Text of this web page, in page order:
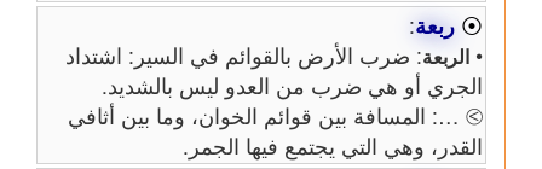
⦿ ربعة:
• الربعة: ضرب الأرض بالقوائم في السير: اشتداد
الجري أو هي ضرب من العدو ليس بالشديد.
⧁ …: المسافة بين قوائم الخوان، وما بين أثافي
القدر، وهي التي يجتمع فيها الجمر.